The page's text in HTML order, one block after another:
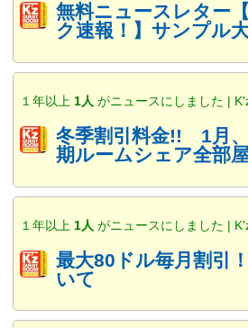
無料ニュースレター
ク速報！】サンプル
１年以上 1人 がニュースにしました |
冬季割引料金!! 1月
期ルームシェア全部
１年以上 1人 がニュースにしました |
最大80ドル毎月割引
いて